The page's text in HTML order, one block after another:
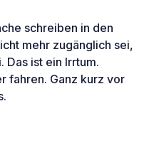
schreiben in den
mehr zugänglich sei,
Das ist ein Irrtum.
fahren. Ganz kurz vor